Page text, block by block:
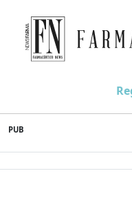
to
content
Farmacêutico News
PUB